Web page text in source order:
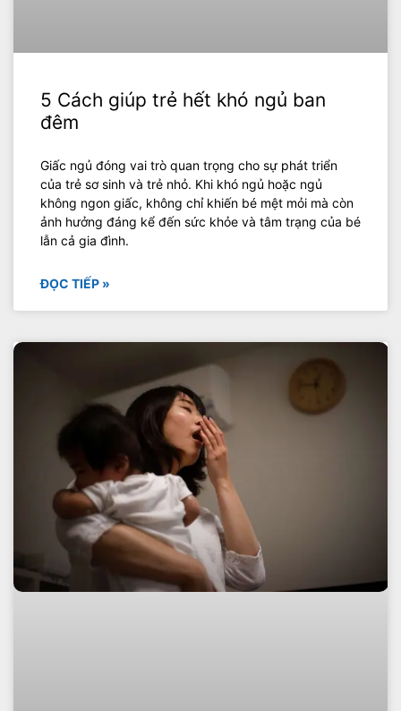
5 Cách giúp trẻ hết khó ngủ ban
đêm
Giấc ngủ đóng vai trò quan trọng cho sự phát triển
của trẻ sơ sinh và trẻ nhỏ. Khi khó ngủ hoặc ngủ
không ngon giấc, không chỉ khiến bé mệt mỏi mà còn
ảnh hưởng đáng kể đến sức khỏe và tâm trạng của bé
lẫn cả gia đình.
ĐỌC TIẾP »